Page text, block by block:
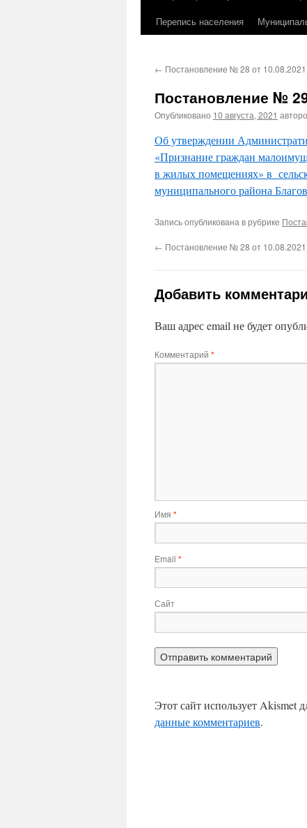
Перепись населения
← Постановление № 28 от 10.08.2021
Постановление №
Опубликовано 10 августа, 2021
Об утверждении
«Признание граждан
в жилых помещениях» в
муниципального района
Запись опубликована в рубрике
← Постановление № 28 от 10.08.2021
Добавить
Ваш адрес email не будет
Комментарий *
Имя *
Email *
Сайт
Этот сайт использует Akismet
данные комментариев.